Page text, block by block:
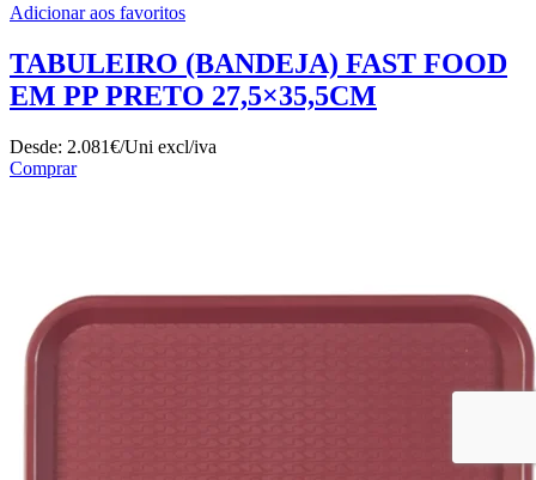
Adicionar aos favoritos
TABULEIRO (BANDEJA) FAST FOOD
EM PP PRETO 27,5×35,5CM
Desde: 2.081€/Uni excl/iva
Comprar